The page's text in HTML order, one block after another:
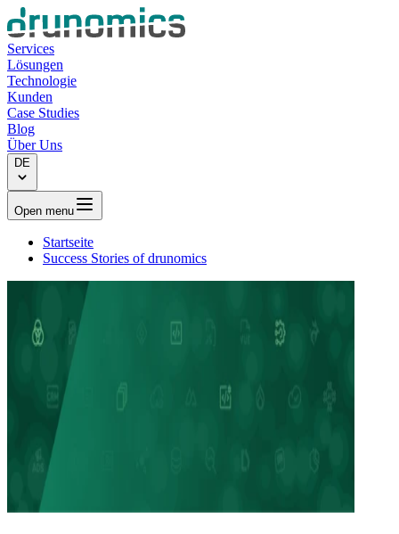
Services
Lösungen
Technologie
Kunden
Case Studies
Blog
Über Uns
DE
Open menu
Startseite
Success Stories of drunomics